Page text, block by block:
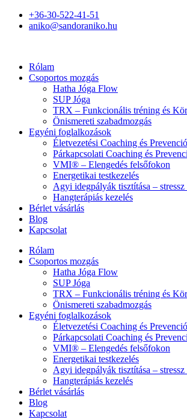
+36-30-522-41-51
aniko@sandoraniko.hu
Rólam
Csoportos mozgás
Hatha Jóga Flow
SUP Jóga
TRX – Funkcionális tréning és
Önismereti szabadmozgás
Egyéni foglalkozások
Életvezetési Coaching és Prevenció
Párkapcsolati Coaching és
VMI® – Elengedés felsőfokon
Energetikai testkezelés
Agyi idegpályák tisztítása – stressz
Hangterápiás kezelés
Bérlet vásárlás
Blog
Kapcsolat
Rólam
Csoportos mozgás
Hatha Jóga Flow
SUP Jóga
TRX – Funkcionális tréning és
Önismereti szabadmozgás
Egyéni foglalkozások
Életvezetési Coaching és Prevenció
Párkapcsolati Coaching és
VMI® – Elengedés felsőfokon
Energetikai testkezelés
Agyi idegpályák tisztítása – stressz
Hangterápiás kezelés
Bérlet vásárlás
Blog
Kapcsolat